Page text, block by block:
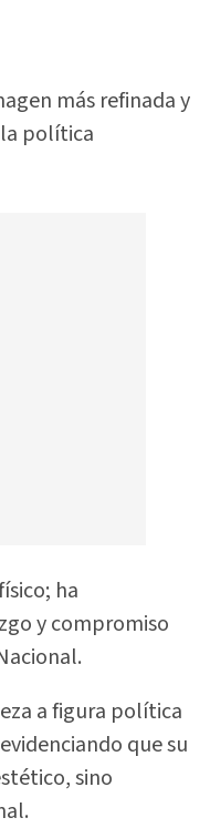
más refinada y
política
ha
y compromiso
a figura política
que su
sino